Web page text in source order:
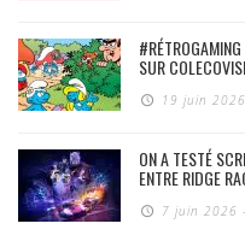
SUR
19 juin
ON A TESTÉ
ENTRE RIDGE
7 juin 2026